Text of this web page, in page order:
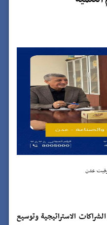
الاستراتيجية وتوسيع